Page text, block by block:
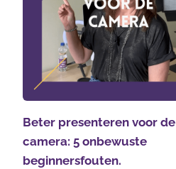
Beter presenteren voor de
camera: 5 onbewuste
beginnersfouten.